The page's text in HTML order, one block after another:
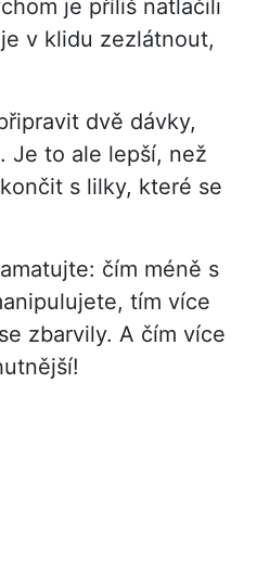
je příliš natlačili
v klidu zezlátnout,
dvě dávky,
Je to ale lepší, než
s lilky, které se
čím méně s
tím více
zbarvily. A čím více